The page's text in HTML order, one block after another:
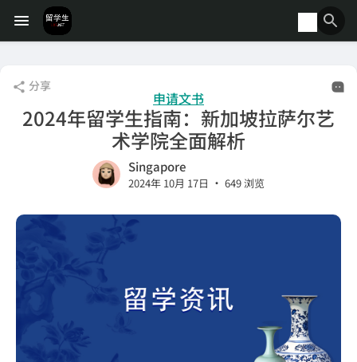
分享
申请文书
2024年留学生指南：新加坡拉萨尔艺
术学院全面解析
Singapore
2024年 10月 17日 • 649 浏览